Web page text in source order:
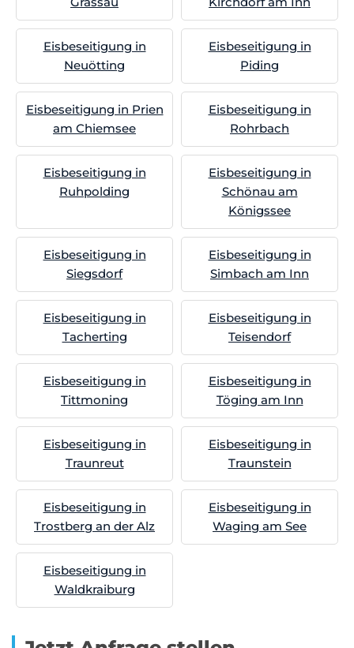
Eisbeseitigung in
Neuötting
Eisbeseitigung in
Piding
Eisbeseitigung in Prien
am Chiemsee
Eisbeseitigung in
Rohrbach
Eisbeseitigung in
Ruhpolding
Eisbeseitigung in
Schönau am
Königssee
Eisbeseitigung in
Siegsdorf
Eisbeseitigung in
Simbach am Inn
Eisbeseitigung in
Tacherting
Eisbeseitigung in
Teisendorf
Eisbeseitigung in
Tittmoning
Eisbeseitigung in
Töging am Inn
Eisbeseitigung in
Traunreut
Eisbeseitigung in
Traunstein
Eisbeseitigung in
Trostberg an der Alz
Eisbeseitigung in
Waging am See
Eisbeseitigung in
Waldkraiburg